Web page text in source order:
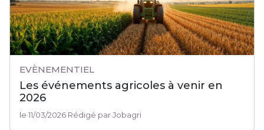
EVÈNEMENTIEL
Les événements agricoles à venir en
2026
le 11/03/2026 Rédigé par Jobagri